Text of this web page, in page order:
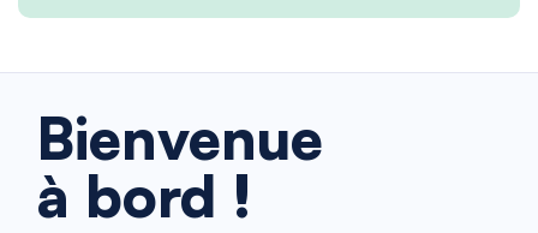
Bienvenue
à bord !